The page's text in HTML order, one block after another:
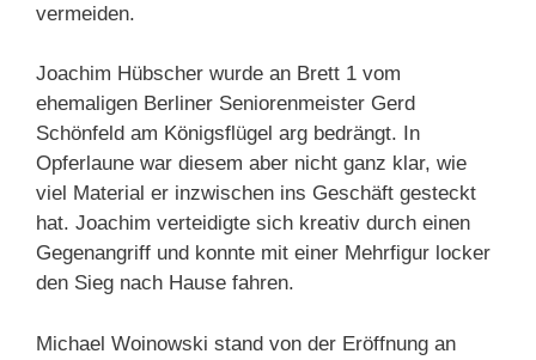
vermeiden.
Joachim Hübscher wurde an Brett 1 vom
ehemaligen Berliner Seniorenmeister Gerd
Schönfeld am Königsflügel arg bedrängt. In
Opferlaune war diesem aber nicht ganz klar, wie
viel Material er inzwischen ins Geschäft gesteckt
hat. Joachim verteidigte sich kreativ durch einen
Gegenangriff und konnte mit einer Mehrfigur locker
den Sieg nach Hause fahren.
Michael Woinowski stand von der Eröffnung an